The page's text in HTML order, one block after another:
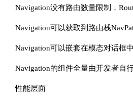
Navigation没有路由数量限制，
Navigation可以获取到路由栈
Navigation可以嵌套在模态对话框
Navigation的组件全量由开发者自
性能层面